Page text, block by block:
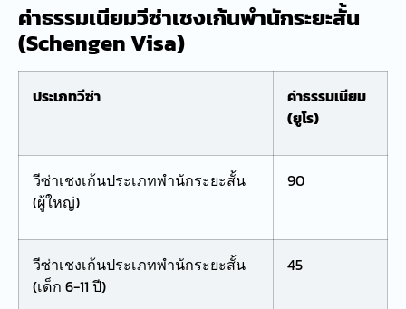
ค่าธรรมเนียมวีซ่าเชงเก้นพำนักระยะสั้น
(Schengen Visa)
ประเภทวีซ่า
ค่าธรรมเนียม
(ยูโร)
วีซ่าเชงเก้นประเภทพำนักระยะสั้น
(ผู้ใหญ่)
90
วีซ่าเชงเก้นประเภทพำนักระยะสั้น
(เด็ก 6-11 ปี)
45